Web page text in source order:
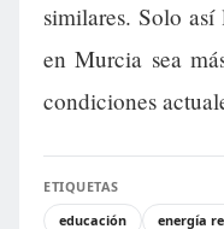
similares. Solo
en Murcia sea
condiciones
ETIQUETAS
educación
energía